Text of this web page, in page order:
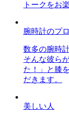
トークをお
腕時計のプ
数多の腕時
そんな彼ら
た！」と膝
だきます。
美しい人